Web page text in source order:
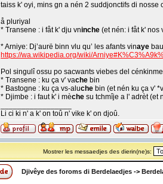
taiss k' oyi, mins gn a nén 2 suddjonctifs di
å pluriyal
* Transene : i fåt k' dju vninche (et nén: i fåt k' nos
* Arniye: Dj’aurë binn vlu qu’ les afants vinaye
https://wa.wikipedia.org/wiki/
Pol singulî ossu po sacwants viebes del
* Transene : ku ça v' vache bin
* Bastogne : ku ça vs-aluche bin (et nén ku ça v'
* Djimbe : i faut k' i mèche su tchmîje a l' adrèt (et
Li ci ki n' a k' on toû n' vike k' on djoû.
Mostrer les messaedjes des dierin(ne)s:
Djivêye des foroms di Berdelaedjes ->